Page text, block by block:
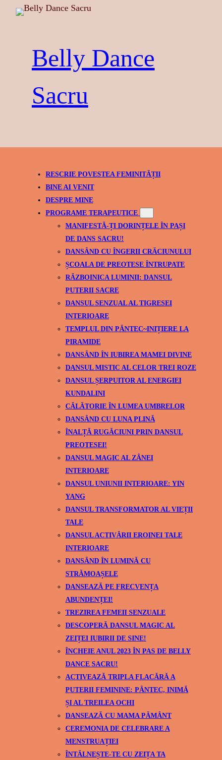
Belly Dance
Sacru
RESCRIE POVESTEA FEMINITĂȚII
BINE AI VENIT
DESPRE MINE
PROGRAME TERAPEUTICE
MANIFESTĂ-ȚI DORINȚELE ÎN PAȘI
DE DANS SACRU!
DANSÂND CU ÎNGERII CRĂCIUNULUI
ȘCOALA DE PREOTESE ÎNTRUPATE
RĂZBOINICA LUMINII: DANSUL
PUTERII SACRE
DANSUL SENZUAL AL TIGRESEI
INTERIOARE
TEMPLUL DIN PÂNTEC~INIȚIERE LA
PIRAMIDE
DANSÂND ÎN IUBIREA MAMEI DIVINE
DANSUL MISTIC AL CELOR TREI ROZE
DANSUL ȘERPUITOR AL ENERGIEI
KUNDALINI
CĂLĂTORIE ÎN LUMEA UMBRELOR
DANSÂND CU LUNA PLINĂ
ÎNALȚĂ RUGĂCIUNI PRIN DANSUL
PREOTESEI!
DANSUL MAGIC AL ZÂNEI
INTERIOARE
DANSUL UNIUNII INTERIOARE: YIN
YANG
DANSUL TRANSFORMATOR AL VIEȚII
TALE
DANSUL ACTIVĂRII EROINEI TALE
INTERIOARE
DANSÂND ÎN LUMINĂ CU
STRĂMOAȘELE
DANSEAZĂ PE FRECVENȚA
ABUNDENȚEI!
TREZIREA FEMEII SENZUALE
DESCOPERĂ DANSUL MAGIC AL
ZEIȚEI IUBIRII DE SINE!
ÎNCHEIE ANUL 2023 ÎN PAS DE BELLY
DANCE SACRU!
ACTIVEAZĂ TRIPLA FLACĂRĂ A
PUTERII FEMININE: PÂNTEC, INIMĂ
ȘI AL TREILEA OCHI
DANSEAZĂ CU MAMA PĂMÂNT
CEREMONIA DE CELEBRARE A
MENSTRUAȚIEI
ÎNTĂLNEȘTE-TE CU ZEIȚA TA